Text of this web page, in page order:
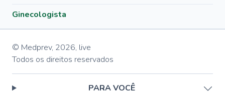
Ginecologista
© Medprev, 2026, live
Todos os direitos reservados
PARA VOCÊ